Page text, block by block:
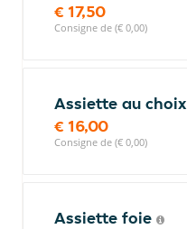
€ 17,50
Consigne de (€ 0,00)
Assiette au choix
€ 16,00
Consigne de (€ 0,00)
Assiette foie